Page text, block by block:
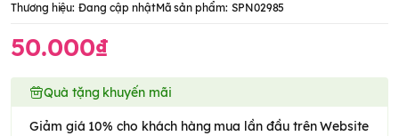
Thương hiệu: Đang cập nhậtMã sản phẩm: SPN02985
50.000₫
Quà tặng khuyến mãi
Giảm giá 10% cho khách hàng mua lần đầu trên Website